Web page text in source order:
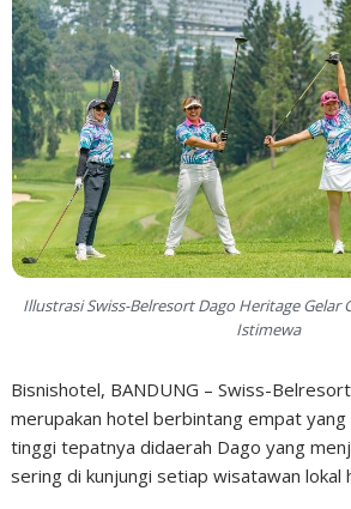
Illustrasi Swiss-Belresort Dago Heritage Gelar
Istimewa
Bisnishotel, BANDUNG – Swiss-
merupakan hotel berbintang empat
tinggi tepatnya didaerah Dago yang
sering di kunjungi setiap wisatawan lokal